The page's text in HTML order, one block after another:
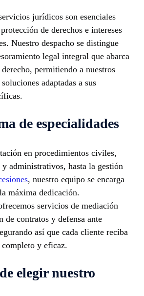
jurídicos son esenciales
de derechos e intereses
Nuestro despacho se distingue
legal integral que abarca
permitiendo a nuestros
adaptadas a sus
de especialidades
en procedimientos civiles,
y administrativos, hasta la gestión
, nuestro equipo se encarga
máxima dedicación.
servicios de mediación
de contratos y defensa ante
así que cada cliente reciba
y eficaz.
elegir nuestro